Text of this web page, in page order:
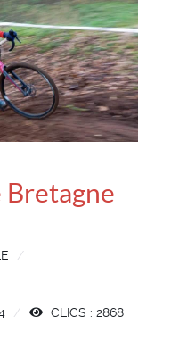
Bretagne
CLICS : 2868